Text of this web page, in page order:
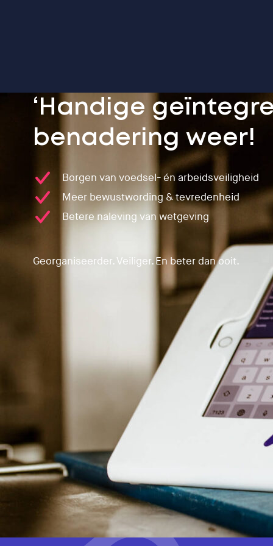
‘Handige
benadering weer!
Borgen van voedsel- én arbeidsveiligheid
Meer bewustwording & tevredenheid
Betere naleving van wetgeving
Georganiseerder. Veiliger. En beter dan ooit.